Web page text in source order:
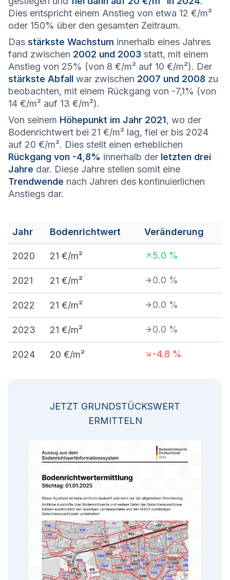
Dies entspricht einem Anstieg von etwa 12 €/m²
oder 150% über den gesamten Zeitraum.
Das stärkste Wachstum innerhalb eines Jahres
fand zwischen 2002 und 2003 statt, mit einem
Anstieg von 25% (von 8 €/m² auf 10 €/m²). Der
stärkste Abfall war zwischen 2007 und 2008 zu
beobachten, mit einem Rückgang von -7,1% (von
14 €/m² auf 13 €/m²).
Von seinem Höhepunkt im Jahr 2021, wo der
Bodenrichtwert bei 21 €/m² lag, fiel er bis 2024
auf 20 €/m². Dies stellt einen erheblichen
Rückgang von -4,8% innerhalb der letzten drei
Jahre dar. Diese Jahre stellen somit eine
Trendwende nach Jahren des kontinuierlichen
Anstiegs dar.
Jahr Bodenrichtwert Veränderung
2020 21 €/m² 5.0 %
2021 21 €/m² 0.0 %
2022 21 €/m² 0.0 %
2023 21 €/m² 0.0 %
2024 20 €/m² -4.8 %
JETZT GRUNDSTÜCKSWERT
ERMITTELN